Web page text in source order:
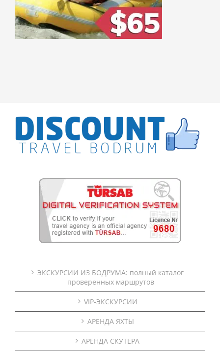
ЭКСКУРСИИ ИЗ БОДРУМА: полный каталог
проверенных маршрутов
VIP-ЭКСКУРСИИ
АРЕНДА ЯХТЫ
АРЕНДА СКУТЕРА